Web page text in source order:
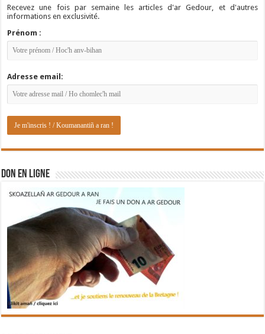
Recevez une fois par semaine les articles d'ar Gedour, et d'autres
informations en exclusivité.
Prénom :
Adresse email:
DON EN LIGNE